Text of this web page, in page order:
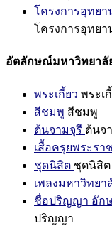
โครงการอุทยา
โครงการอุทยา
อัตลักษณ์มหาวิทยาลั
พระเกี้ยว พระเ
สีชมพู สีชมพู
ต้นจามจุรี ต้นจ
เสื้อครุยพระรา
ชุดนิสิต ชุดนิสิต
เพลงมหาวิทยา
ชื่อปริญญา อัก
ปริญญา